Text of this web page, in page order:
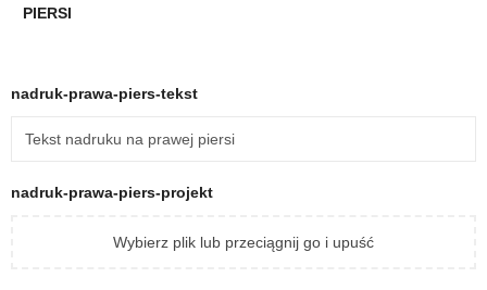
PIERSI
nadruk-prawa-piers-tekst
nadruk-prawa-piers-projekt
Wybierz plik lub przeciągnij go i upuść